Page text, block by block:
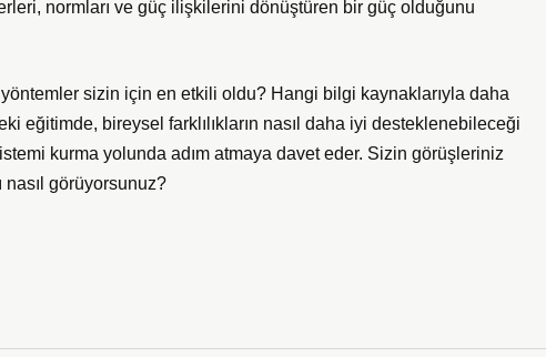
normları ve güç ilişkilerini dönüştüren bir güç olduğunu
sizin için en etkili oldu? Hangi bilgi kaynaklarıyla daha
eğitimde, bireysel farklılıkların nasıl daha iyi desteklenebileceği
kurma yolunda adım atmaya davet eder. Sizin görüşleriniz
nasıl görüyorsunuz?